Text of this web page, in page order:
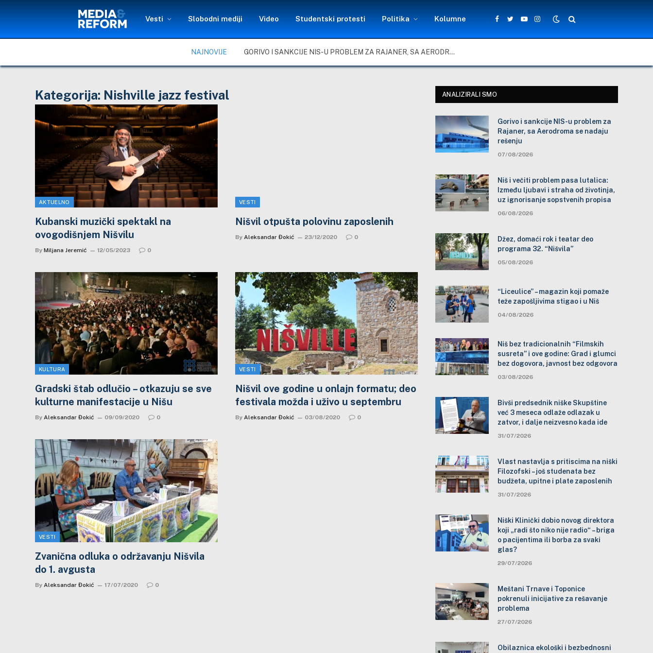
Vesti Slobodni mediji Video Studentski protesti Politika Kolumne
Facebook
TwitterYouTubeInstagram
NAJNOVIJE GORIVO I SANKCIJE NIS-U PROBLEM ZA RAJANER, SA AERODROMA SE NADAJU REŠENJU
Kategorija: Nishville jazz festival
AKTUELNO
Kubanski muzički spektakl na
ovogodišnjem Nišvilu
By Miljana Jeremić 12/05/2023 0
VESTI
Nišvil otpušta polovinu zaposlenih
By Aleksandar Đokić 23/12/2020 0
KULTURA
Gradski štab odlučio – otkazuju se sve
kulturne manifestacije u Nišu
By Aleksandar Đokić 09/09/2020 0
VESTI
Nišvil ove godine u onlajn formatu; deo
festivala možda i uživo u septembru
By Aleksandar Đokić 03/08/2020 0
VESTI
Zvanična odluka o održavanju Nišvila
do 1. avgusta
By Aleksandar Đokić 17/07/2020 0
ANALIZIRALI SMO
Gorivo i sankcije NIS-u problem za
Rajaner, sa Aerodroma se nadaju
rešenju
07/08/2026
Niš i večiti problem pasa lutalica:
Između ljubavi i straha od životinja,
uz ignorisanje sopstvenih propisa
06/08/2026
Džez, domaći rok i teatar deo
programa 32. “Nišvila”
05/08/2026
“Liceulice” – magazin koji pomaže
teže zapošljivima stigao i u Niš
04/08/2026
Niš bez tradicionalnih “Filmskih
susreta” i ove godine: Grad i glumci
bez dogovora, javnost bez odgovora
03/08/2026
Bivši predsednik niške Skupštine
već 3 meseca odlaže odlazak u
zatvor, i dalje neizvesno kada ide
31/07/2026
Vlast nastavlja s pritiscima na niški
Filozofski – još studenata bez
budžeta, upitne i plate zaposlenih
31/07/2026
Niški Klinički dobio novog direktora
koji „radi što niko nije radio“ – briga
o pacijentima ili borba za svaki
glas?
29/07/2026
Meštani Trnave i Toponice
pokrenuli inicijative za rešavanje
problema
27/07/2026
Obilaznica ekološki i bezbednosni